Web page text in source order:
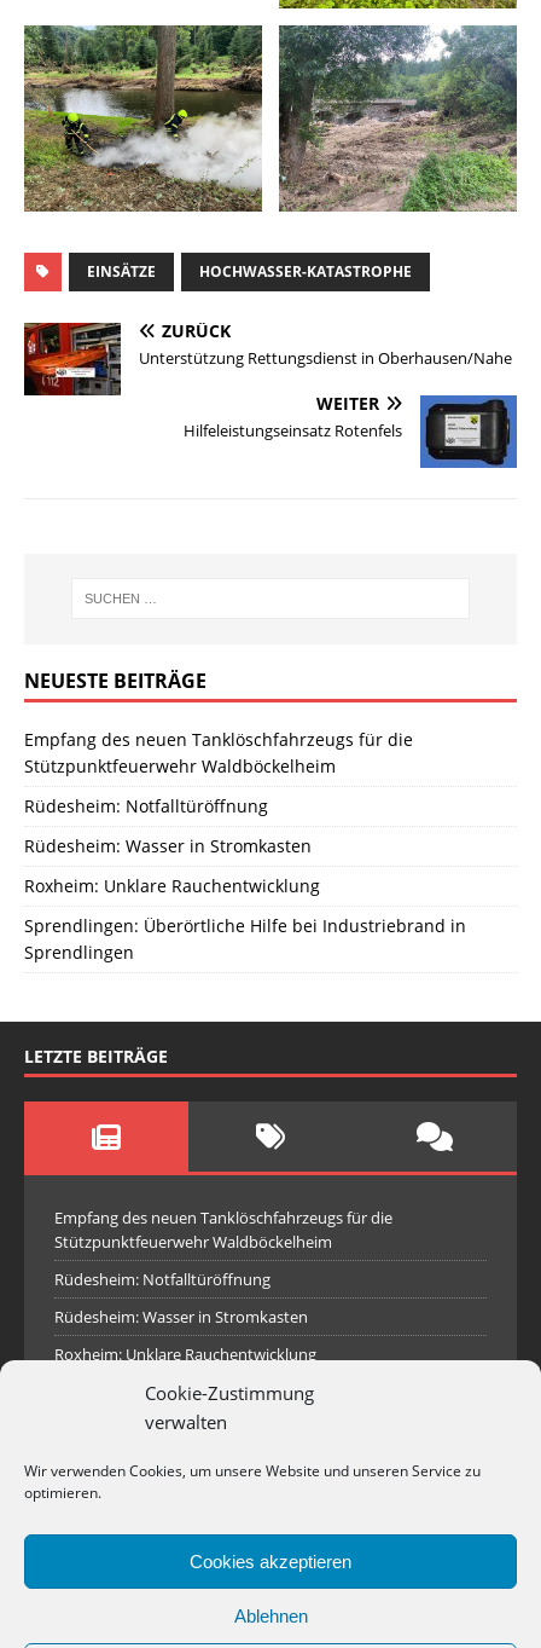
Cookie-Zustimmung
verwalten
Wir verwenden Cookies, um unsere Website und unseren Service zu
optimieren.
Cookies akzeptieren
Ablehnen
EINSÄTZE HOCHWASSER-KATASTROPHE
ZURÜCK
Unterstützung Rettungsdienst in Oberhausen/Nahe
WEITER
Hilfeleistungseinsatz Rotenfels
NEUESTE BEITRÄGE
Empfang des neuen Tanklöschfahrzeugs für die
Stützpunktfeuerwehr Waldböckelheim
Rüdesheim: Notfalltüröffnung
Rüdesheim: Wasser in Stromkasten
Roxheim: Unklare Rauchentwicklung
Sprendlingen: Überörtliche Hilfe bei Industriebrand in
Sprendlingen
LETZTE BEITRÄGE
Empfang des neuen Tanklöschfahrzeugs für die
Stützpunktfeuerwehr Waldböckelheim
Rüdesheim: Notfalltüröffnung
Rüdesheim: Wasser in Stromkasten
Roxheim: Unklare Rauchentwicklung
Sprendlingen: Überörtliche Hilfe bei Industriebrand in
Sprendlingen
Rüdesheim: Aufgerissener Dieseltank
Industriepark Pferdsfeld: Brand eines Holzpolter